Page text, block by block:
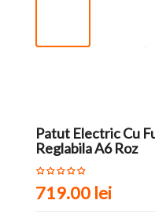
Patut Electric Cu
Reglabila A6 Roz
719.00 lei